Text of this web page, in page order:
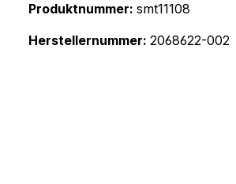
Produktnummer: smt11108
Herstellernummer: 2068622-002